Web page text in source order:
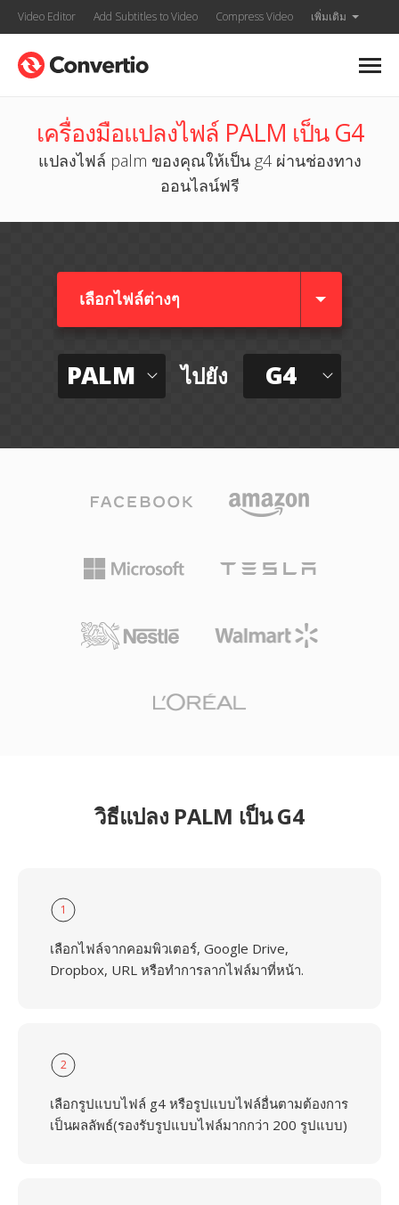
Video Editor Add Subtitles to Video Compress Video เพิ่มเติม
เครื่องมือแปลงไฟล์ PALM เป็น G4
แปลงไฟล์ palm ของคุณให้เป็น g4 ผ่านช่องทาง
ออนไลน์ฟรี
เลือกไฟล์ต่างๆ​
PALM ไปยัง G4
วิธีแปลง PALM เป็น G4
1
เลือกไฟล์จากคอมพิวเตอร์, Google Drive,
Dropbox, URL หรือทำการลากไฟล์มาที่หน้า.
2
เลือกรูปแบบไฟล์ g4 หรือรูปแบบไฟล์อื่นตามต้องการ
เป็นผลลัพธ์(รองรับรูปแบบไฟล์มากกว่า 200 รูปแบบ)